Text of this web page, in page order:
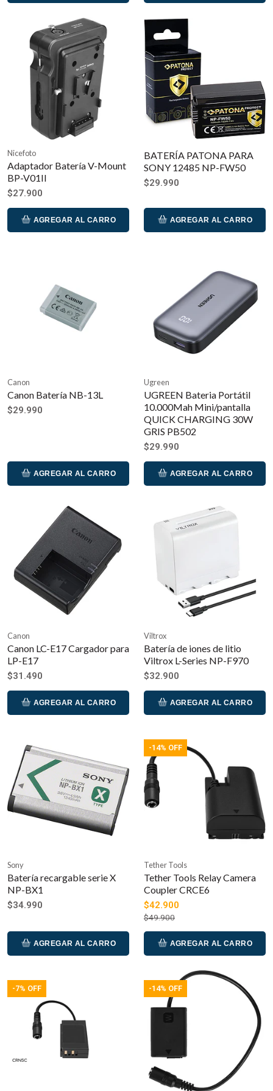
Nicefoto
Adaptador Batería V-Mount
BP-V01II
$27.900
AGREGAR AL CARRO
BATERÍA PATONA PARA
SONY 12485 NP-FW50
$29.990
AGREGAR AL CARRO
Canon
Canon Batería NB-13L
$29.990
AGREGAR AL CARRO
Ugreen
UGREEN Bateria Portátil
10.000Mah Mini/pantalla
QUICK CHARGING 30W
GRIS PB502
$29.990
AGREGAR AL CARRO
Canon
Canon LC-E17 Cargador para
LP-E17
$31.490
AGREGAR AL CARRO
Viltrox
Batería de iones de litio
Viltrox L-Series NP-F970
$32.900
AGREGAR AL CARRO
Sony
Batería recargable serie X
NP-BX1
$34.990
AGREGAR AL CARRO
-14% OFF
Tether Tools
Tether Tools Relay Camera
Coupler CRCE6
$42.900
$49.900
AGREGAR AL CARRO
-7% OFF -14% OFF